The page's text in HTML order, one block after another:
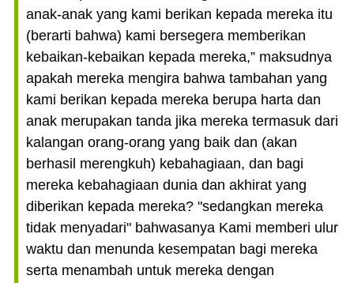
anak-anak yang kami berikan kepada mereka itu
(berarti bahwa) kami bersegera memberikan
kebaikan-kebaikan kepada mereka,” maksudnya
apakah mereka mengira bahwa tambahan yang
kami berikan kepada mereka berupa harta dan
anak merupakan tanda jika mereka termasuk dari
kalangan orang-orang yang baik dan (akan
berhasil merengkuh) kebahagiaan, dan bagi
mereka kebahagiaan dunia dan akhirat yang
diberikan kepada mereka? "sedangkan mereka
tidak menyadari" bahwasanya Kami memberi ulur
waktu dan menunda kesempatan bagi mereka
serta menambah untuk mereka dengan